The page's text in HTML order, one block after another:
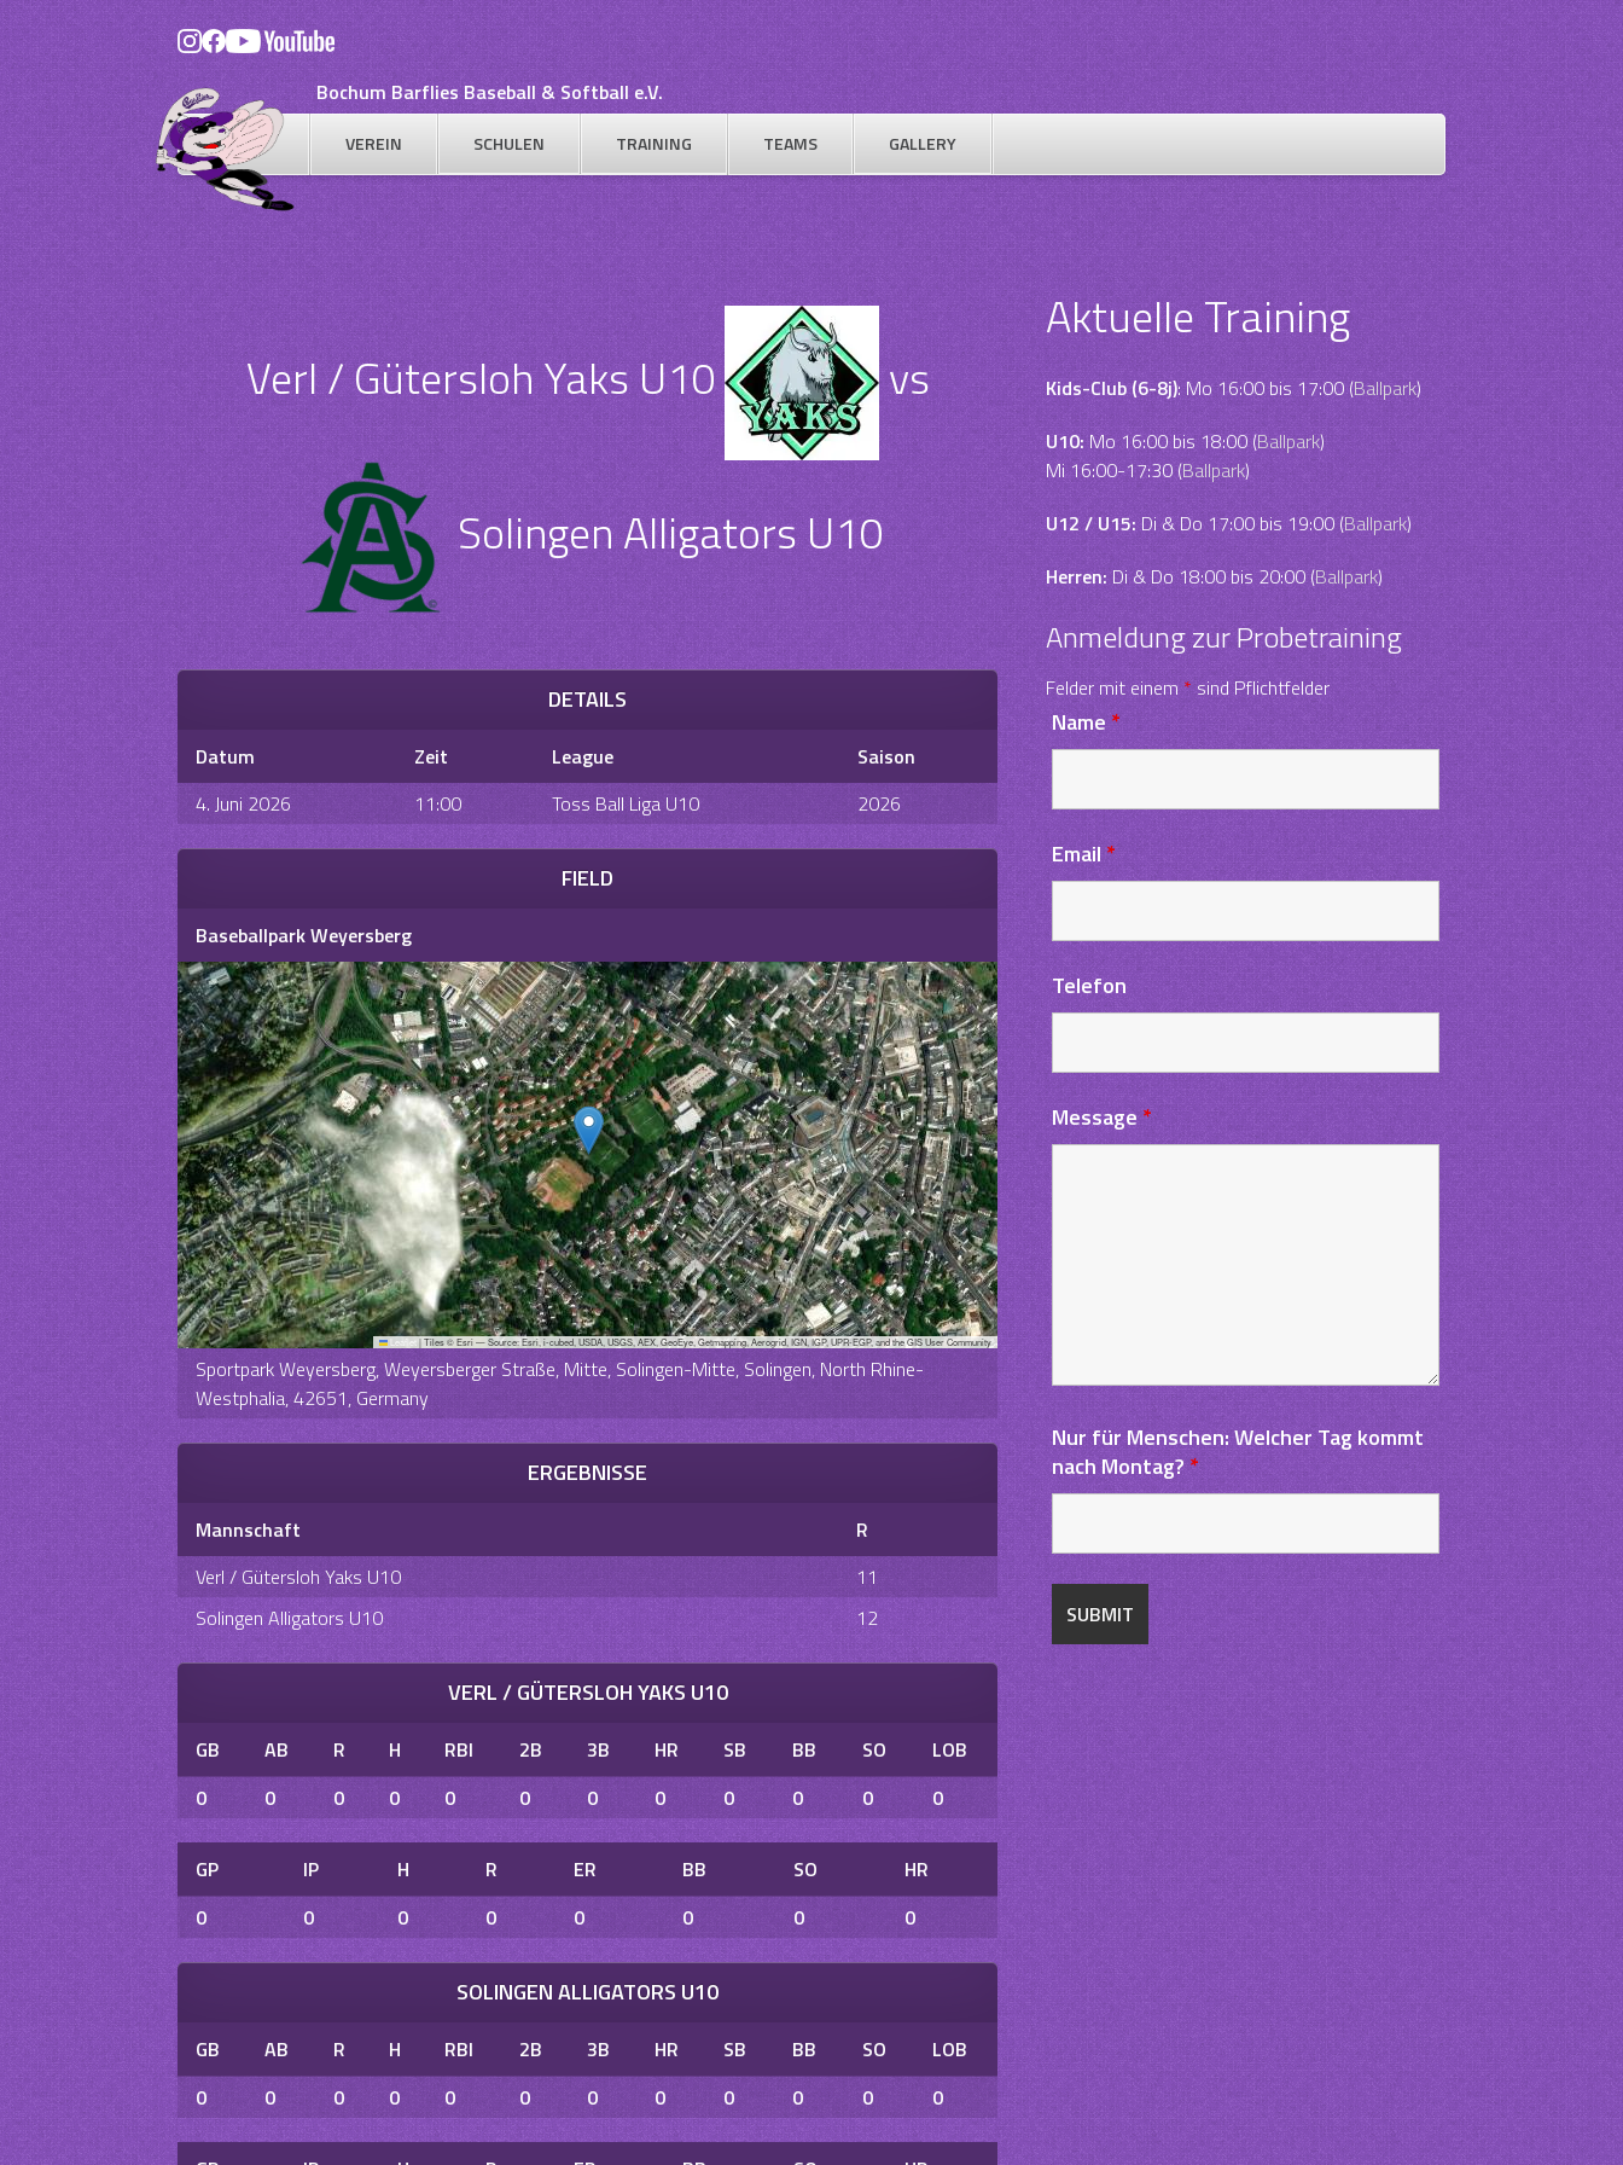
Skip
content
Bochum Barflies Baseball & Softball e.V.
VEREIN SCHULEN TRAINING TEAMS GALLERY
Verl / Gütersloh Yaks U10 vs
Solingen Alligators U10
DETAILS
Datum Zeit League
Saison
4. Juni 2026
11:00 Toss Ball Liga U10 2026
FIELD
Baseballpark Weyersberg
Leaflet |Tiles © Esri — Source: Esri, i-cubed, USDA, USGS, AEX, GeoEye, Getmapping, Aerogrid, IGN, IGP, UPR-EGP, and the GIS User Community
Sportpark Weyersberg, Weyersberger Straße, Mitte, Solingen-Mitte, Solingen, North Rhine-
Westphalia, 42651, Germany
ERGEBNISSE
Mannschaft
R
Verl / Gütersloh Yaks U10
11
Solingen Alligators U10
12
VERL / GÜTERSLOH YAKS U10
GB AB R H RBI 2B 3B HR SB BB SO
LOB
0
0 0 0 0 0 0 0 0 0 0 0
GP IP H R ER BB SO
HR
0
0 0 0 0 0 0 0
SOLINGEN ALLIGATORS U10
GB AB R H RBI 2B 3B HR SB BB SO
LOB
0
0 0 0 0 0 0 0 0 0 0 0
Aktuelle Training
Kids-Club (6-8j): Mo 16:00 bis 17:00 (Ballpark)
U10:Mo 16:00 bis 18:00 (Ballpark)
Mi 16:00-17:30 (Ballpark)
U12 / U15:Di & Do 17:00 bis 19:00 (Ballpark)
Herren:Di & Do 18:00 bis 20:00 (Ballpark)
Anmeldung zur Probetraining
Felder mit einem*sind Pflichtfelder
Name*
Email *
Telefon
Message*
Nur für Menschen: Welcher Tag kommt
nach Montag?*